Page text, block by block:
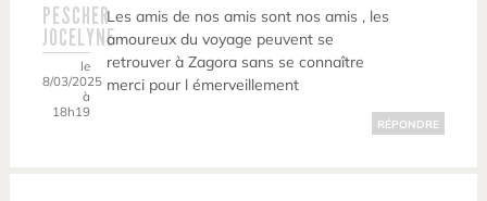
PESCHER
JOCELYNE
le
8/03/2025
à
18h19
Les amis de nos amis sont nos amis , les
amoureux du voyage peuvent se
retrouver à Zagora sans se connaître
merci pour l émerveillement
RÉPONDRE